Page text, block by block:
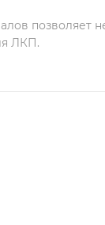
позволяет
ЛКП.